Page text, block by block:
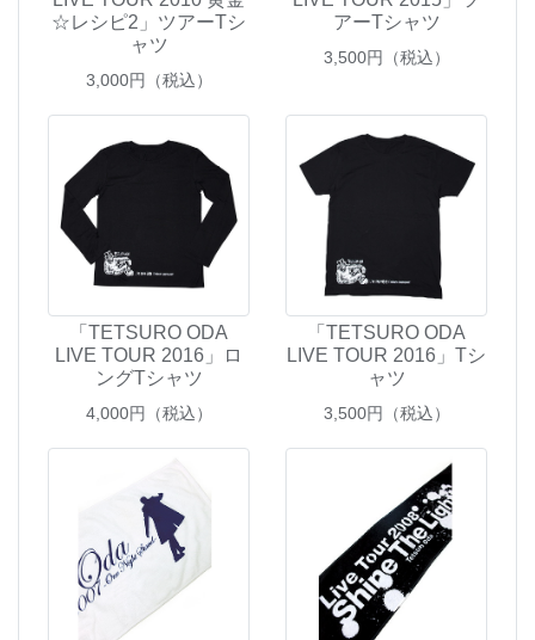
☆レシピ2」ツアーTシ
ャツ
3,000円（税込）
アーTシャツ
3,500円（税込）
「TETSURO ODA
LIVE TOUR 2016」ロ
ングTシャツ
4,000円（税込）
「TETSURO ODA
LIVE TOUR 2016」Tシ
ャツ
3,500円（税込）